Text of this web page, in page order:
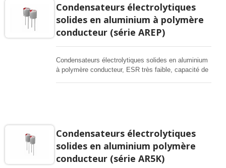
Condensateurs électrolytiques
solides en aluminium à polymère
conducteur (série AREP)
Condensateurs électrolytiques solides en aluminium
à polymère conducteur, ESR très faible, capacité de
Condensateurs électrolytiques
solides en aluminium polymère
conducteur (série AR5K)